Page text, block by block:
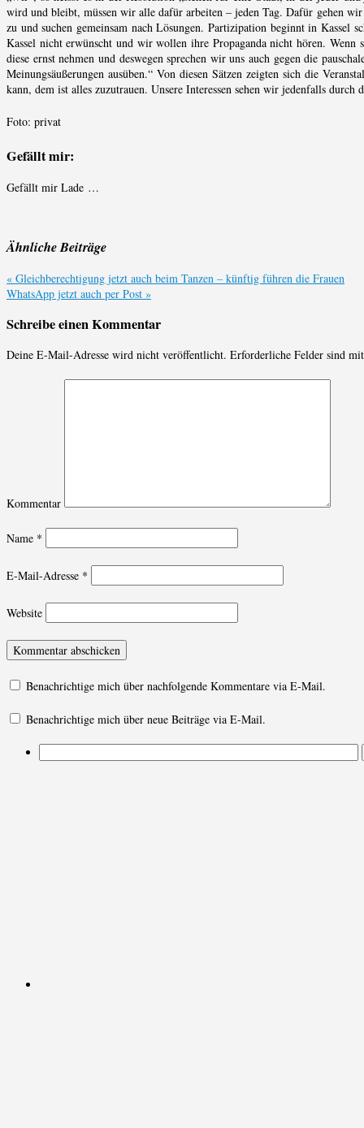
wird und bleibt, müssen wir alle dafür arbeiten – jeden Tag. Dafür gehen
zu und suchen gemeinsam nach Lösungen. Partizipation beginnt in Kassel
Kassel nicht erwünscht und wir wollen ihre Propaganda nicht hören.
diese ernst nehmen und deswegen sprechen wir uns auch gegen die
Meinungsäußerungen ausüben.“ Von diesen Sätzen zeigten sich die
kann, dem ist alles zuzutrauen. Unsere Interessen sehen wir jedenfalls
Foto: privat
Gefällt mir:
Gefällt mir Lade …
Ähnliche Beiträge
« Gleichberechtigung jetzt auch beim Tanzen – künftig führen die Frauen
WhatsApp jetzt auch per Post »
Schreibe einen Kommentar
Deine E-Mail-Adresse wird nicht veröffentlicht. Erforderliche Felder sind
Kommentar
Name *
E-Mail-Adresse *
Website
Benachrichtige mich über nachfolgende Kommentare via E-Mail.
Benachrichtige mich über neue Beiträge via E-Mail.